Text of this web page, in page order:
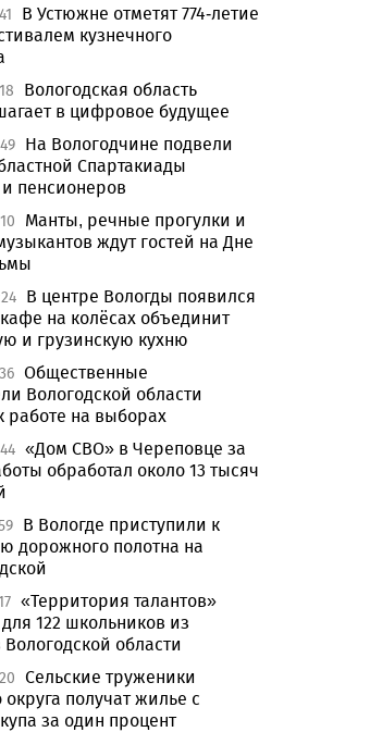
В Устюжне отметят 774-летие
кузнечного
Вологодская область
в цифровое будущее
На Вологодчине подвели
Спартакиады
пенсионеров
Манты, речные прогулки и
ждут гостей на Дне
В центре Вологды появился
кафе на колёсах объединит
и грузинскую кухню
Общественные
Вологодской области
работе на выборах
«Дом СВО» в Череповце за
обработал около 13 тысяч
В Вологде приступили к
дорожного полотна на
«Территория талантов»
122 школьников из
области
Сельские труженики
округа получат жилье с
за один процент